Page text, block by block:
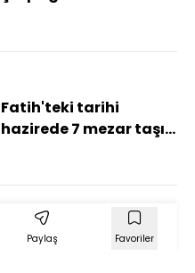
geçen sürücü kaçtı
Fatih'teki tarihi
hazirede 7 mezar taşı
Paylaş Favoriler